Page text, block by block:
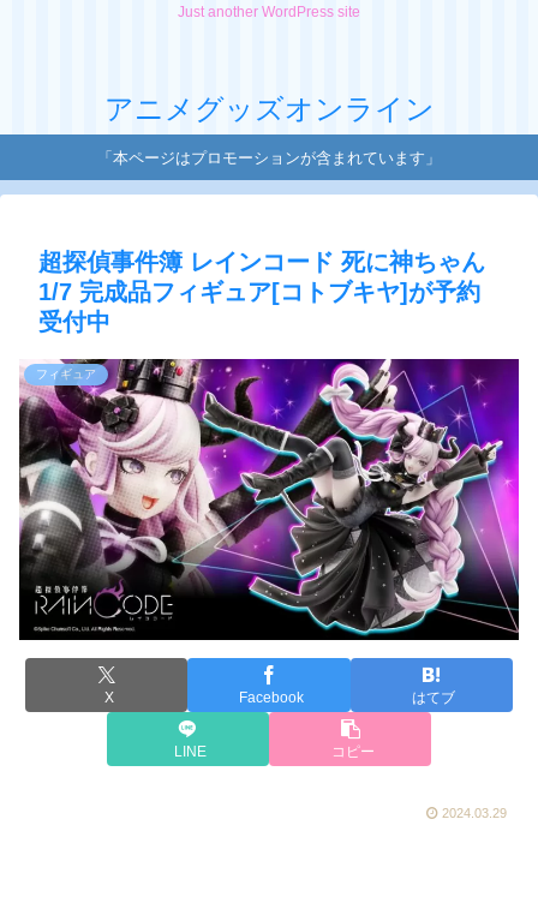
Just another WordPress site
アニメグッズオンライン
「本ページはプロモーションが含まれています」
超探偵事件簿 レインコード 死に神ちゃん
1/7 完成品フィギュア[コトブキヤ]が予約
受付中
フィギュア
X Facebook はてブ
LINE コピー
2024.03.29